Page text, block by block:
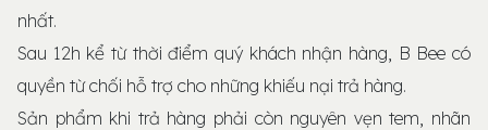
nhất.
Sau 12h kể từ thời điểm quý khách nhận hàng, B Bee có
quyền từ chối hỗ trợ cho những khiếu nại trả hàng.
Sản phẩm khi trả hàng phải còn nguyên vẹn tem, nhãn